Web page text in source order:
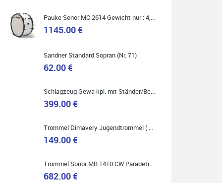
Ich bin super zufrieden mit meiner neuen Ukulele!
Einfach am Freitag vorbeigekommen, eben geklingelt
und top beraten worden. Ich würde den Besuch im
Musikgeschäft Stöppel jedem Onlineshopping
Quelle: Google-Rezension
Klein...aber fein!
Toller Service, nette Leute. Immer wieder gerne..
1145.00 €
Sandner Standard Sopran (Nr. 71)
62.00 €
399.00 €
149.00 €
Trommel Sonor MB 1410 CW Paradetrommel ( Service Preis inkl. Werkstatt Service )
682.00 €